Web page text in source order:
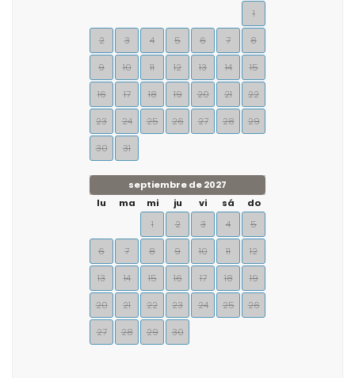
1
2 3 4 5 6 7 8
9 10 11 12 13 14 15
16 17 18 19 20 21 22
23 24 25 26 27 28 29
30 31
septiembre de 2027
lu
ma mi ju vi sá
do
1
2 3 4 5
6 7 8 9 10 11 12
13 14 15 16 17 18 19
20 21 22 23 24 25 26
27 28 29 30